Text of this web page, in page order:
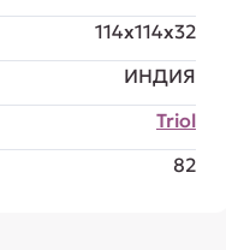
114x114x32
ИНДИЯ
Triol
82